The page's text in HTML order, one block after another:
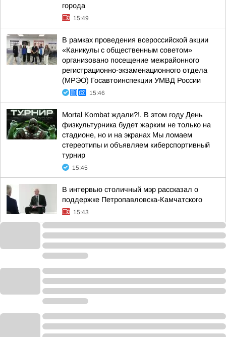
города
15:49
В рамках проведения всероссийской акции
«Каникулы с общественным советом»
организовано посещение межрайонного
регистрационно-экзаменационного отдела
(МРЭО) Госавтоинспекции УМВД России
15:46
Mortal Kombat ждали?!. В этом году День
физкультурника будет жарким не только на
стадионе, но и на экранах Мы ломаем
стереотипы и объявляем киберспортивный
турнир
15:45
В интервью столичный мэр рассказал о
поддержке Петропавловска-Камчатского
15:43